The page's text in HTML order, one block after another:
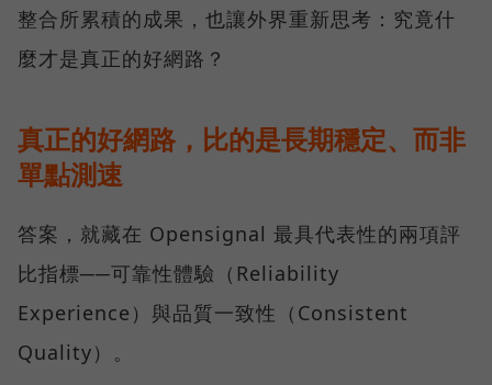
整合所累積的成果，也讓外界重新思考：究竟什
麼才是真正的好網路？
真正的好網路，比的是長期穩定、而非
單點測速
答案，就藏在 Opensignal 最具代表性的兩項評
比指標──可靠性體驗（Reliability
Experience）與品質一致性（Consistent
Quality）。